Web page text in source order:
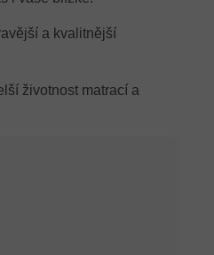
a kvalitnější
životnost matrací a